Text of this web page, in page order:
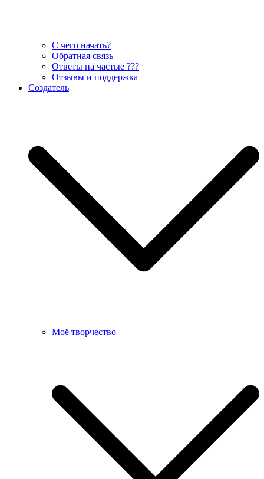
С чего начать?
Обратная связь
Ответы на частые ???
Отзывы и поддержка
Создатель
Моё творчество